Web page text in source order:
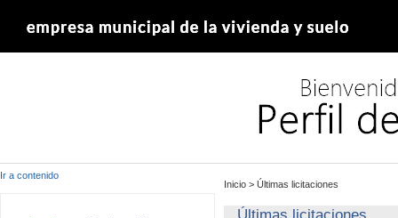
Ir a contenido
Inicio > Últimas licitaciones